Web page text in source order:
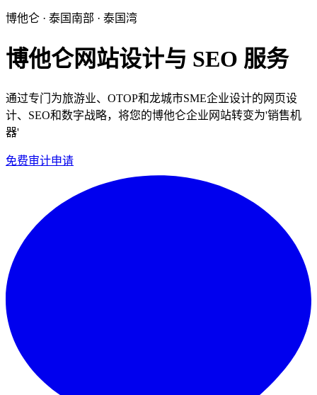
博他仑 · 泰国南部 · 泰国湾
博他仑网站设计与 SEO 服务
通过专门为旅游业、OTOP和龙城市SME企业设计的网页设
计、SEO和数字战略，将您的博他仑企业网站转变为'销售机
器'
免费审计申请